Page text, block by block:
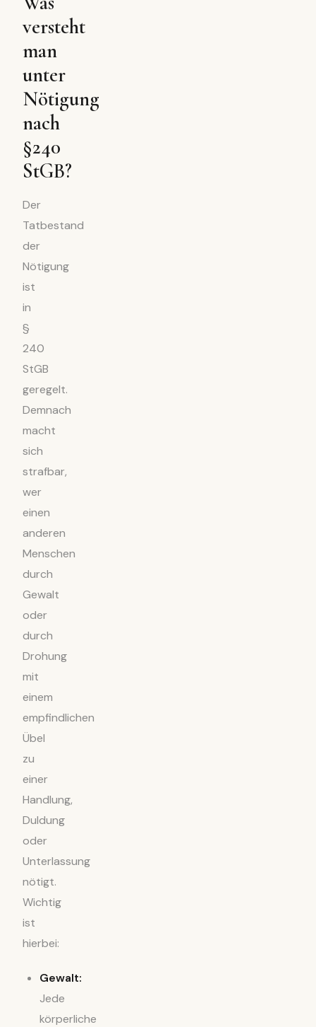
versteht
man
unter
Nötigung
nach
§240
StGB?
Der
Tatbestand
der
Nötigung
ist
in
§
240
StGB
geregelt.
Demnach
macht
sich
strafbar,
wer
einen
anderen
Menschen
durch
Gewalt
oder
durch
Drohung
mit
einem
empfindlichen
Übel
zu
einer
Handlung,
Duldung
oder
Unterlassung
nötigt.
Wichtig
ist
hierbei:
Gewalt:
Jede
körperliche